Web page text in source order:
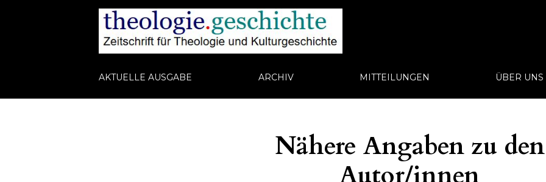
AKTUELLE AUSGABE ARCHIV MITTEILUNGEN ÜBER UNS
Nähere Angaben zu den